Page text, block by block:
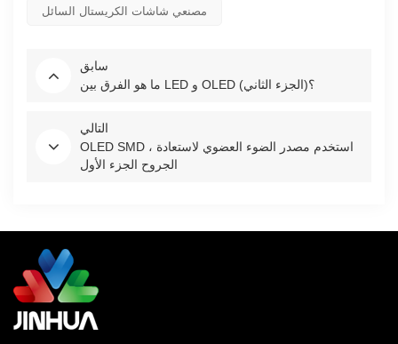
مصنعي شاشات الكريستال السائل
سابق
ما هو الفرق بين LED و OLED (الجزء الثاني)؟
التالي
OLED SMD ، استخدم مصدر الضوء العضوي لاستعادة
الجروح الجزء الأول